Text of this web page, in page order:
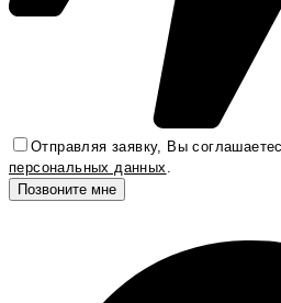
Отправляя заявку, Вы
персональных данных.